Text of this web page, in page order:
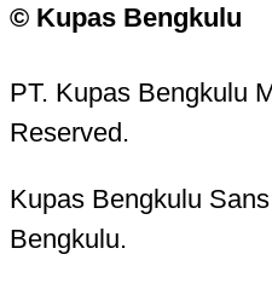
© Kupas Bengkulu
PT. Kupas Bengkulu
Reserved.
Kupas Bengkulu
Bengkulu.